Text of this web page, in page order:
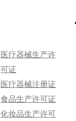
医疗器械生产许
可证
医疗器械注册证
食品生产许可证
化妆品生产许可